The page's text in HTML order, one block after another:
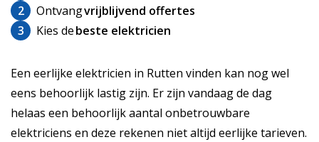
2
Ontvangvrijblijvend offertes
3
Kies debeste elektricien
Een eerlijke elektricien in Rutten vinden kan nog wel
eens behoorlijk lastig zijn. Er zijn vandaag de dag
helaas een behoorlijk aantal onbetrouwbare
elektriciens en deze rekenen niet altijd eerlijke tarieven.